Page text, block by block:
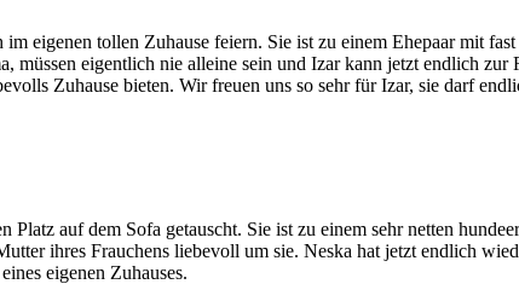
eigenen tollen Zuhause feiern. Sie ist zu einem Ehepaar mit
eigentlich nie alleine sein und Izar kann jetzt endlich zur
Zuhause bieten. Wir freuen uns so sehr für Izar, sie darf
auf dem Sofa getauscht. Sie ist zu einem sehr netten
ihres Frauchens liebevoll um sie. Neska hat jetzt endlich
eigenen Zuhauses.